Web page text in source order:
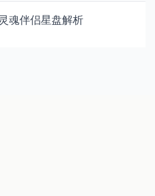
魂伴侣星盘解析